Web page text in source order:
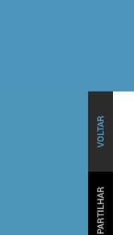
VOLTAR
PARTILHAR